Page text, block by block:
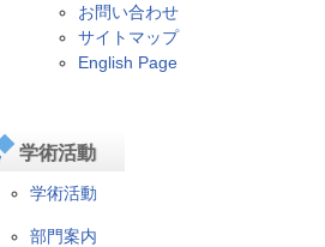
お問い合わせ
サイトマップ
English Page
学術活動
学術活動
部門案内